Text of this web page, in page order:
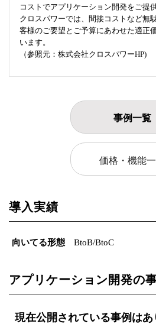
コストでアプリケーション開発をご提
クロスパワーでは、間接コストなど無
客様のご要望とご予算にあわせた適正
います。
（参照元：株式会社クロスパワーHP)
事例一覧
価格・機能
導入実績
向いてる形態 BtoB/BtoC
アプリケーション開発の
現在公開されている事例はあ